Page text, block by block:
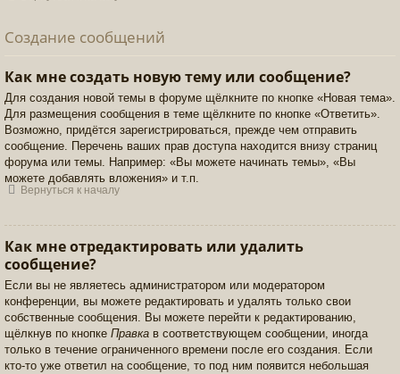
Создание сообщений
Как мне создать новую тему или сообщение?
Для создания новой темы в форуме щёлкните по кнопке «Новая тема».
Для размещения сообщения в теме щёлкните по кнопке «Ответить».
Возможно, придётся зарегистрироваться, прежде чем отправить
сообщение. Перечень ваших прав доступа находится внизу страниц
форума или темы. Например: «Вы можете начинать темы», «Вы
можете добавлять вложения» и т.п.
Вернуться к началу
Как мне отредактировать или удалить
сообщение?
Если вы не являетесь администратором или модератором
конференции, вы можете редактировать и удалять только свои
собственные сообщения. Вы можете перейти к редактированию,
щёлкнув по кнопке Правка в соответствующем сообщении, иногда
только в течение ограниченного времени после его создания. Если
кто-то уже ответил на сообщение, то под ним появится небольшая